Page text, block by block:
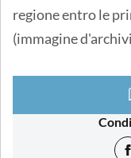
regione entro le
(immagine